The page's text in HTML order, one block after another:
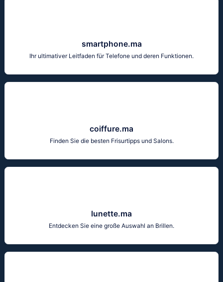
smartphone.ma
Ihr ultimativer Leitfaden für Telefone und deren Funktionen.
coiffure.ma
Finden Sie die besten Frisurtipps und Salons.
lunette.ma
Entdecken Sie eine große Auswahl an Brillen.